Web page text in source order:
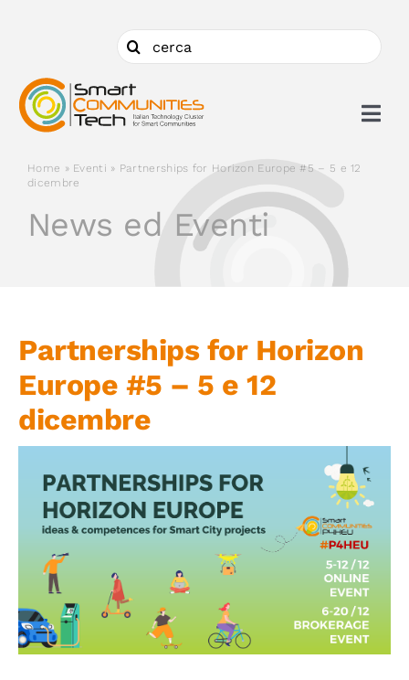
Cerca
per:
Chi siamo
Cosa facciamo
Ambiti
Iniziative
News ed Eventi
Piattaforma First
Home » Eventi » Partnerships for Horizon Europe #5 – 5 e 12
dicembre
News ed Eventi
Partnerships for Horizon
Europe #5 – 5 e 12
dicembre